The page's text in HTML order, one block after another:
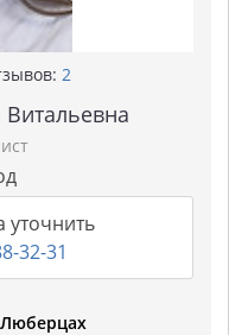
2
уточнить
32-31
Люберцах